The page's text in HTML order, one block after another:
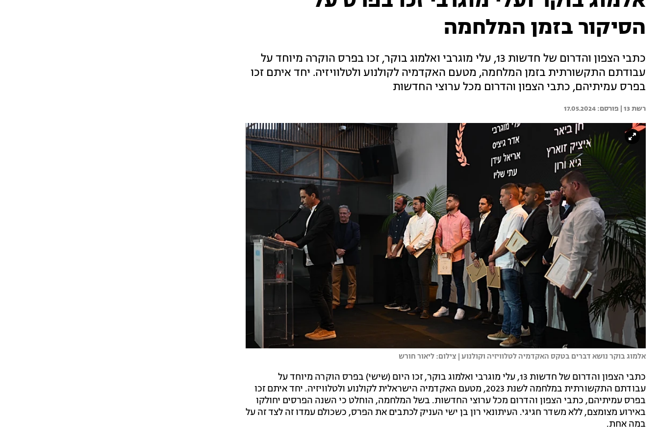
הסיקור בזמן המלחמה
כתבי הצפון והדרום של חדשות 13, עלי מוגרבי ואלמוג בוקר, זכו בפרס הוקרה מיוחד על
עבודתם התקשורתית בזמן המלחמה, מטעם האקדמיה לקולנוע ולטלוויזיה. יחד איתם זכו
בפרס עמיתיהם, כתבי הצפון והדרום מכל ערוצי החדשות
רשת 13 | 17.05.2024
אלמוג בוקר נושא דברים בטקס האקדמיה לטלוויזיה וקולנוע | צילום: ליאור חורש
כתבי הצפון והדרום של חדשות 13, עלי מוגרבי ואלמוג בוקר, זכו היום (שישי) בפרס הוקרה מיוחד על
עבודתם התקשורתית במלחמה לשנת 2023, מטעם האקדמיה הישראלית לקולנוע ולטלוויזיה. יחד איתם זכו
בפרס עמיתיהם, כתבי הצפון והדרום מכל ערוצי החדשות. בשל המלחמה, הוחלט כי השנה הפרסים יחולקו
באירוע מצומצם, ללא משדר חגיגי. העיתונאי רון בן ישי העניק לכתבים את הפרס, כשכולם עמדו זה לצד זה על
במה אחת.